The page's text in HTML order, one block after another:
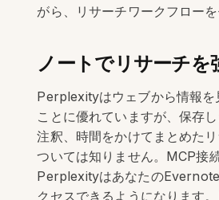
がら、リサーチワークフローを
ノートでリサーチを
Perplexityはウェブから情報を
ことに優れていますが、保存
注釈、時間をかけてまとめた
ついては知りません。MCP接
Perplexityはあなたの
クセスできるようになります